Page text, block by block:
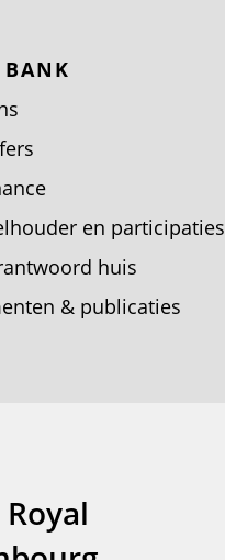
BANK
en participaties
huis
& publicaties